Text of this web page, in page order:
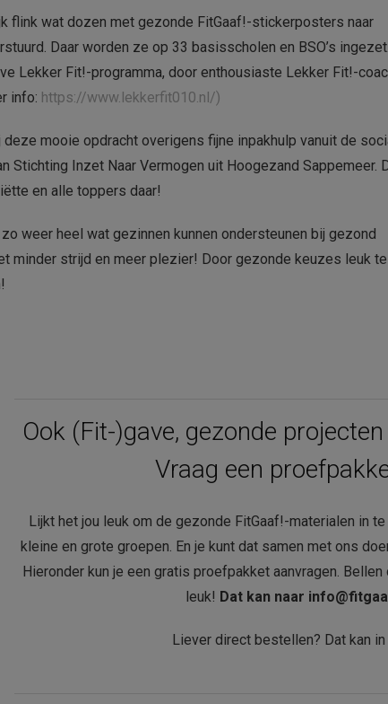
flink wat dozen met gezonde FitGaaf!-stickerposters naar
Daar worden ze op 33 basisscholen en BSO’s ingezet.
Lekker Fit!-programma, door enthousiaste Lekker Fit!-
info: https://www.lekkerfit010.nl/)
deze mooie opdracht overigens fijne inpakhulp vanuit de
Stichting Inzet Naar Vermogen uit Hoogezand Sappemeer.
en alle toppers daar!
weer heel wat gezinnen kunnen ondersteunen bij gezond
minder strijd en meer plezier! Door gezonde keuzes leuk
Ook (Fit-)gave, gezonde
Vraag een
Lijkt het jou leuk om de gezonde FitGaaf!-materialen in
kleine en grote groepen. En je kunt dat samen met ons
Hieronder kun je een gratis proefpakket aanvragen.
leuk! Dat kan naar
Liever direct bestellen? Dat kan